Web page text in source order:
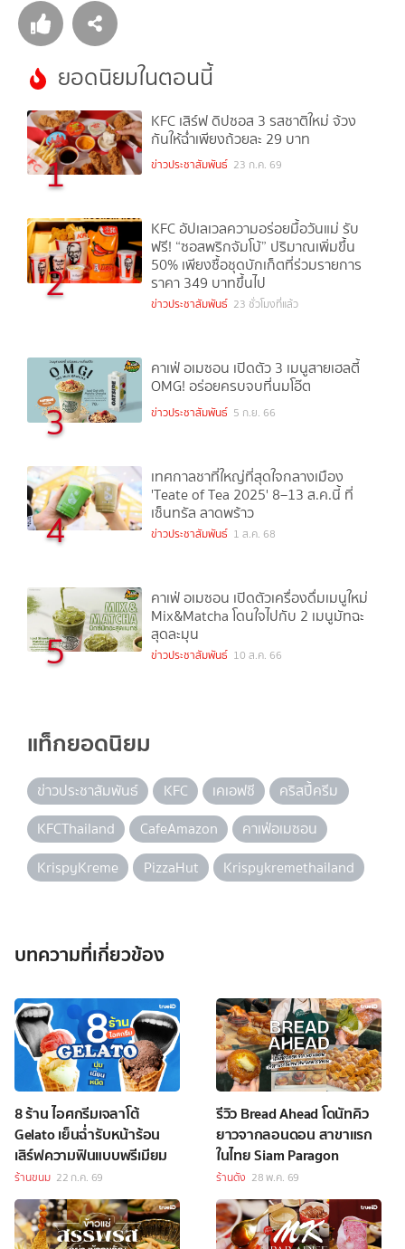
ยอดนิยมในตอนนี้
1
KFC เสิร์ฟ ดิปซอส 3 รสชาติใหม่ จ้วง
กันให้ฉ่ำเพียงถ้วยละ 29 บาท
ข่าวประชาสัมพันธ์ 23 ก.ค. 69
2
KFC อัปเลเวลความอร่อยมื้อวันแม่ รับ
ฟรี! “ซอสพริกจัมโบ้” ปริมาณเพิ่มขึ้น
50% เพียงซื้อชุดบักเก็ตที่ร่วมรายการ
ราคา 349 บาทขึ้นไป
ข่าวประชาสัมพันธ์ 23 ชั่วโมงที่แล้ว
3
คาเฟ่ อเมซอน เปิดตัว 3 เมนูสายเฮลตี้
OMG! อร่อยครบจบที่นมโอ๊ต
ข่าวประชาสัมพันธ์ 5 ก.ย. 66
4
เทศกาลชาที่ใหญ่ที่สุดใจกลางเมือง
'Teate of Tea 2025' 8–13 ส.ค.นี้ ที่
เซ็นทรัล ลาดพร้าว
ข่าวประชาสัมพันธ์ 1 ส.ค. 68
5
คาเฟ่ อเมซอน เปิดตัวเครื่องดื่มเมนูใหม่
Mix&Matcha โดนใจไปกับ 2 เมนูมัทฉะ
สุดละมุน
ข่าวประชาสัมพันธ์ 10 ส.ค. 66
แท็กยอดนิยม
ข่าวประชาสัมพันธ์ KFC เคเอฟซี
คริสปี้ครีม
KFCThailand
CafeAmazon
คาเฟ่อเมซอน
KrispyKreme
PizzaHut Krispykremethailand
บทความที่เกี่ยวข้อง
8 ร้าน ไอศกรีมเจลาโต้
Gelato เย็นฉ่ำรับหน้าร้อน
เสิร์ฟความฟินแบบพรีเมียม
ร้านขนม 22 ก.ค. 69
รีวิว Bread Ahead โดนัทคิว
ยาวจากลอนดอน สาขาแรก
ในไทย Siam Paragon
ร้านดัง 28 พ.ค. 69